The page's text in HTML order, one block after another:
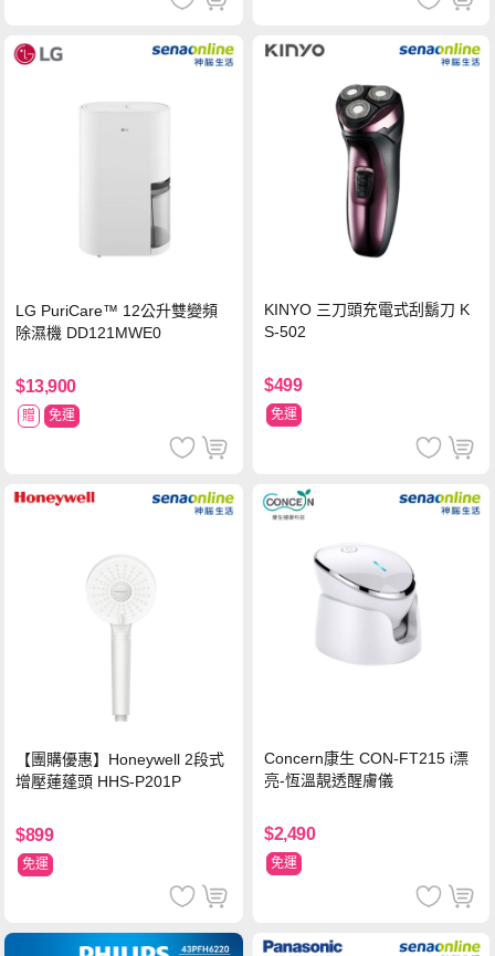
LG PuriCare™ 12公升雙變頻
除濕機 DD121MWE0
$13,900
贈 免運
KINYO 三刀頭充電式刮鬍刀 K
S-502
$499
免運
【團購優惠】Honeywell 2段式
增壓蓮蓬頭 HHS-P201P
$899
免運
Concern康生 CON-FT215 i漂
亮-恆溫靚透醒膚儀
$2,490
免運